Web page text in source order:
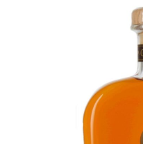
Bildergalerie überspringen